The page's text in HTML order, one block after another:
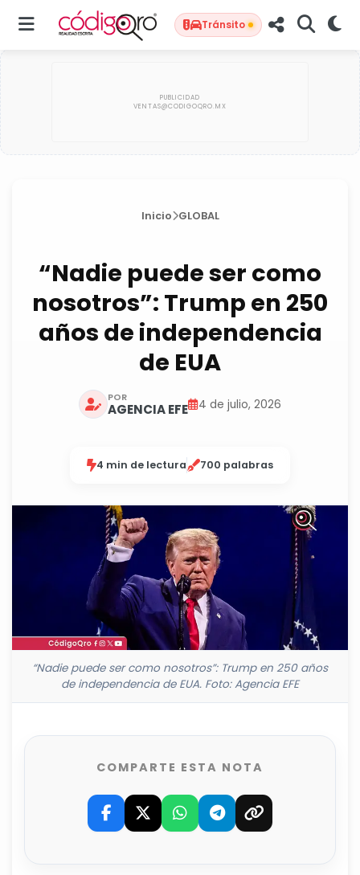
Tránsito
Inicio GLOBAL
“Nadie puede ser como
nosotros”: Trump en 250
años de independencia
de EUA
POR
AGENCIA EFE 4 de julio, 2026
4 min de lectura 700 palabras
“Nadie puede ser como nosotros”: Trump en 250 años
de independencia de EUA. Foto: Agencia EFE
COMPARTE ESTA NOTA